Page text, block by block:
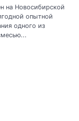
на Новосибирской
опытной
одного из